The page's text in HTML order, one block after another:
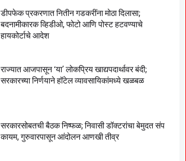
डीपफेक प्रकरणात नितीन गडकरींना मोठा दिलासा;
बदनामीकारक व्हिडीओ, फोटो आणि पोस्ट हटवण्याचे
हायकोर्टाचे आदेश
राज्यात आजपासून ‘या’ लोकप्रिय खाद्यपदार्थावर बंदी;
सरकारच्या निर्णयाने हॉटेल व्यावसायिकांमध्ये खळबळ
सरकारसोबतची बैठक निष्फळ; निवासी डॉक्टरांचा बेमुदत संप
कायम, गुरुवारपासून आंदोलन आणखी तीव्र